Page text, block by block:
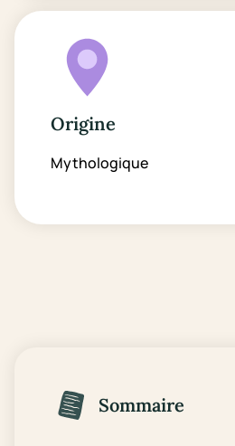
Origine
Mythologique
Sommaire